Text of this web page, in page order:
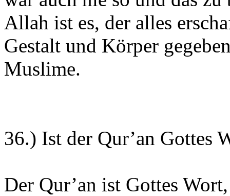
Allah ist es, der alles
Gestalt und Körper
Muslime.
36.) Ist der Qur’an Gottes
Der Qur’an ist Gottes